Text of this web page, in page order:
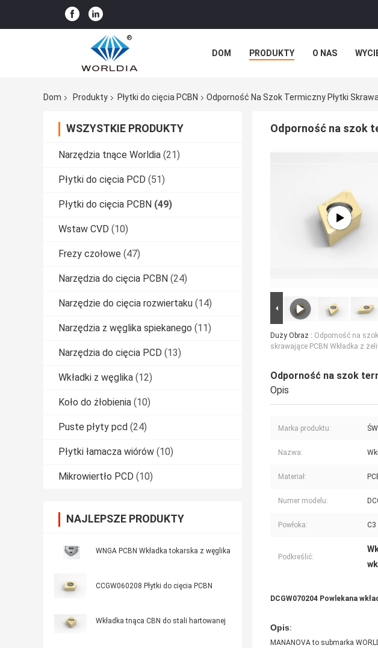
DOM PRODUKTY O NAS
Dom
Produkty Płytki do cięcia PCBN Odporność Na Szok Termiczny Płytki
WSZYSTKIE PRODUKTY
Narzędzia tnące Worldia (21)
Płytki do cięcia PCD (51)
Płytki do cięcia PCBN (49)
Wstaw CVD (10)
Frezy czołowe (47)
Narzędzia do cięcia PCBN (24)
Narzędzie do cięcia rozwiertaku (14)
Narzędzia z węglika spiekanego (11)
Narzędzia do cięcia PCD (13)
Wkładki z węglika (12)
Koło do żłobienia (10)
Puste płyty pcd (24)
Płytki łamacza wiórów (10)
Mikrowiertło PCD (10)
NAJLEPSZE PRODUKTY
WNGA PCBN Wkładka tokarska z węglika
CCGW060208 Płytki do cięcia PCBN
Wkładka tnąca CBN do stali hartowanej
Odporność na szok
Duży Obraz : Odporność na
skrawające PCBN Wkładka z
Odporność na szok
Opis
Marka produktu:
Nazwa:
Materiał:
Numer modelu:
Powłoka: C3
Podkreślić:
DCGW070204 Powlekana
Opis:
MANANOVA to submarka